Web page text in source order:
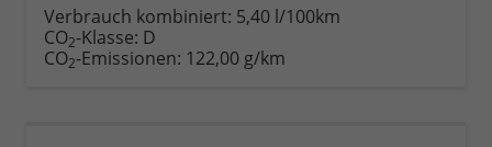
Verbrauch kombiniert: 5,40 l/100km
CO2-Klasse: D
CO2-Emissionen: 122,00 g/km